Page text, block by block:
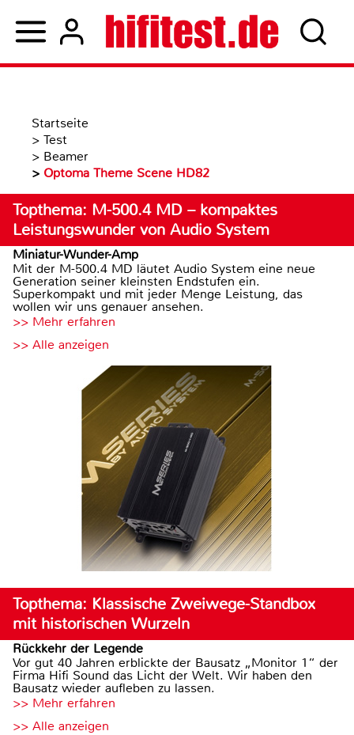
Startseite
> Test
> Beamer
> Optoma Theme Scene HD82
Topthema: M-500.4 MD – kompaktes
Leistungswunder von Audio System
Miniatur-Wunder-Amp
Mit der M-500.4 MD läutet Audio System eine neue
Generation seiner kleinsten Endstufen ein.
Superkompakt und mit jeder Menge Leistung, das
wollen wir uns genauer ansehen.
>> Mehr erfahren
>> Alle anzeigen
Topthema: Klassische Zweiwege-Standbox
mit historischen Wurzeln
Rückkehr der Legende
Vor gut 40 Jahren erblickte der Bausatz „Monitor 1“ der
Firma Hifi Sound das Licht der Welt. Wir haben den
Bausatz wieder aufleben zu lassen.
>> Mehr erfahren
>> Alle anzeigen